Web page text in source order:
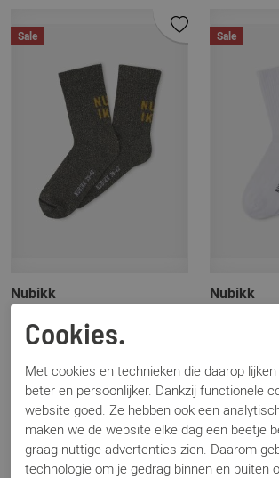
Sale
Nubikk
€ 14,95 € 7,50
Sale
Nubikk
Sale
Cookies.
Met cookies en technieken die daarop
beter en persoonlijker. Dankzij functionele
website goed. Ze hebben ook een
maken we de website elke dag een beetje
graag nuttige advertenties zien. Daarom
technologie om je gedrag binnen en buiten